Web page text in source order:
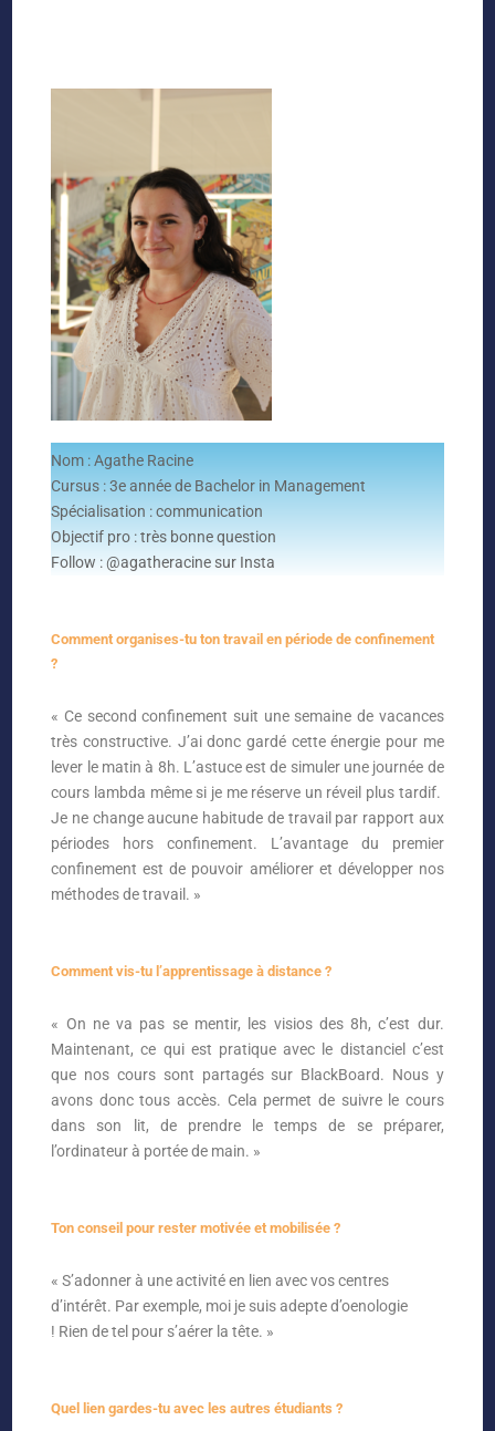
Nom : Agathe Racine
Cursus : 3e année de Bachelor in Management
Spécialisation : communication
Objectif pro : très bonne question
Follow : @agatheracine sur Insta
Comment organises-tu ton travail en période de confinement
?
« Ce second confinement suit une semaine de vacances
très constructive. J’ai donc gardé cette énergie pour me
lever le matin à 8h. L’astuce est de simuler une journée de
cours lambda même si je me réserve un réveil plus tardif.
Je ne change aucune habitude de travail par rapport aux
périodes hors confinement. L’avantage du premier
confinement est de pouvoir améliorer et développer nos
méthodes de travail. »
Comment vis-tu l’apprentissage à distance ?
« On ne va pas se mentir, les visios des 8h, c’est dur.
Maintenant, ce qui est pratique avec le distanciel c’est
que nos cours sont partagés sur BlackBoard. Nous y
avons donc tous accès. Cela permet de suivre le cours
dans son lit, de prendre le temps de se préparer,
l’ordinateur à portée de main. »
Ton conseil pour rester motivée et mobilisée ?
« S’adonner à une activité en lien avec vos centres
d’intérêt. Par exemple, moi je suis adepte d’oenologie
! Rien de tel pour s’aérer la tête. »
Quel lien gardes-tu avec les autres étudiants ?